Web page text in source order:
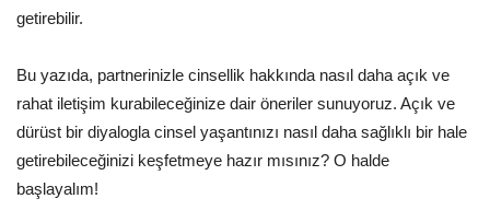
getirebilir.
Bu yazıda, partnerinizle cinsellik hakkında nasıl daha açık ve
rahat iletişim kurabileceğinize dair öneriler sunuyoruz. Açık ve
dürüst bir diyalogla cinsel yaşantınızı nasıl daha sağlıklı bir hale
getirebileceğinizi keşfetmeye hazır mısınız? O halde
başlayalım!